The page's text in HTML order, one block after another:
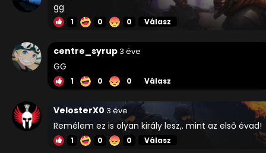
gg
1 0 0 Válasz
centre_syrup3 éve
GG
1 0 0 Válasz
VelosterX0 3 éve
Remélem ez is olyan király lesz,. mint az első évad!
1 0 0 Válasz